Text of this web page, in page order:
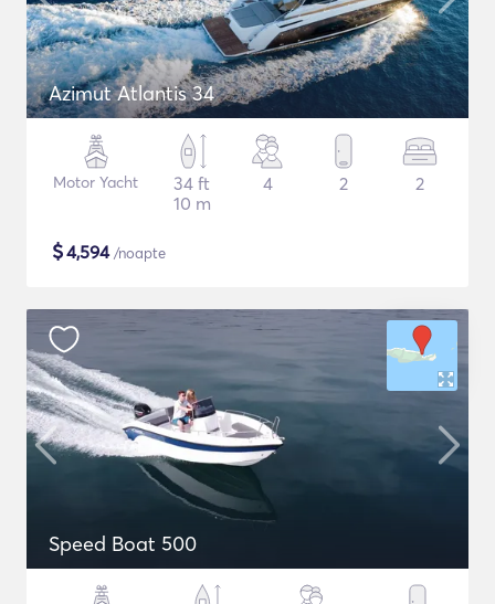
Azimut Atlantis 34
Motor Yacht
34 ft
10 m
4 2 2
$4,594/noapte
Speed Boat 500